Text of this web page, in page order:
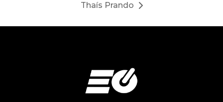
Thaís Prando